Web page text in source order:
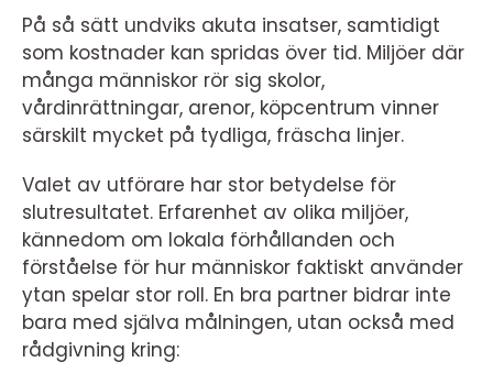
På så sätt undviks akuta insatser, samtidigt
som kostnader kan spridas över tid. Miljöer där
många människor rör sig skolor,
vårdinrättningar, arenor, köpcentrum vinner
särskilt mycket på tydliga, fräscha linjer.
Valet av utförare har stor betydelse för
slutresultatet. Erfarenhet av olika miljöer,
kännedom om lokala förhållanden och
förståelse för hur människor faktiskt använder
ytan spelar stor roll. En bra partner bidrar inte
bara med själva målningen, utan också med
rådgivning kring: